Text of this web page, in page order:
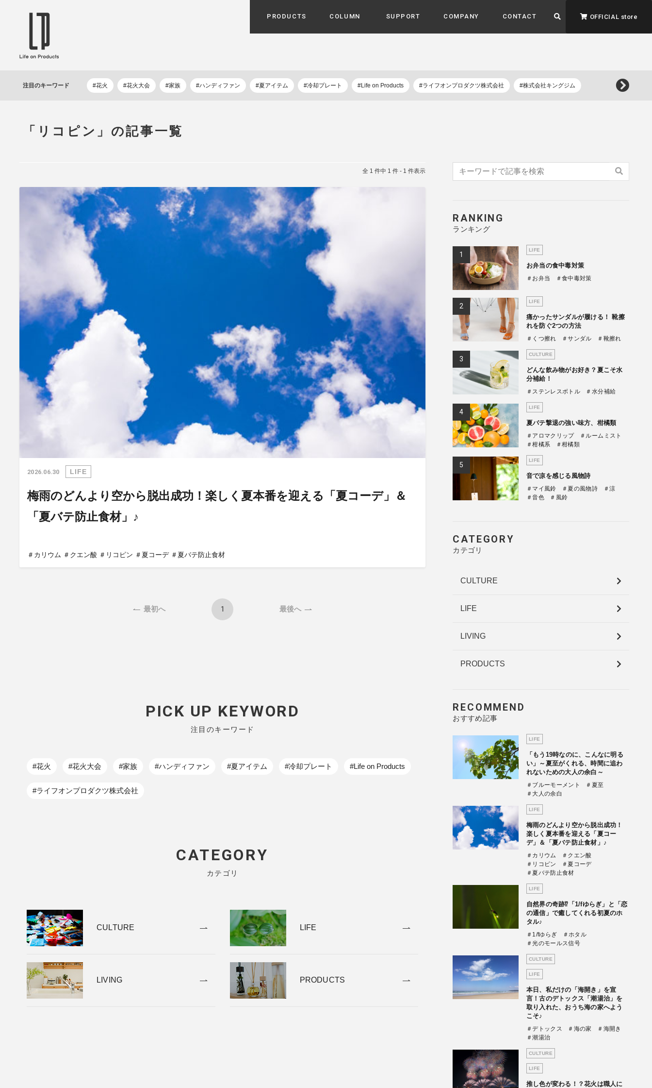
PRODUCTS
冷凍庫 / 掃除用品 / 加湿器 / ハンディ
ファン / ヒーター etc
ディフューザー / ルームスプレー / ア
スパ / EMS機器 etc
JAVALO ELF
ン / ヒーター etc
Onlili
陶器エコ加湿器 etc
TOUCHBeauty
美顔器 / 多機能ブラシ / ドライヤー
mottole
家事・生活雑貨
ハンモック・ティピー・テント
ライト・シーリングファン
バイク・アウトドア
アクセサリー・消耗品
ブランド
全商品一覧を見る
COLUMN SUPPORT COMPANY
B to B SERVICE
法人のお客様向けサービス
SDGs
SDGsへの取り組み
CONTACT OFFICIAL store
注目のキーワード #花火 #花火大会 #家族 #ハンディファン #夏アイテム #冷却プレート #Life on Products #ライフオンプロダクツ株式会社 #株式会社キングジム
「リコピン」の記事一覧
全 1 件中 1 件 - 1 件表示
2026.06.30 LIFE
梅雨のどんより空から脱出成功！楽しく夏本番を迎える「夏コーデ」＆
「夏バテ防止食材」♪
＃カリウム ＃クエン酸 ＃リコピン ＃夏コーデ ＃夏バテ防止食材
最初へ 1 最後へ
PICK UP KEYWORD
注目のキーワード
#花火 #花火大会 #家族 #ハンディファン #夏アイテム #冷却プレート #Life on Products
#ライフオンプロダクツ株式会社
CATEGORY
カテゴリ
CULTURE LIFE
LIVING PRODUCTS
RANKING
ランキング
LIFE
お弁当の食中毒対策
＃お弁当 ＃食中毒対策
LIFE
痛かったサンダルが履ける！ 靴擦
れを防ぐ2つの方法
＃くつ擦れ ＃サンダル ＃靴擦れ
CULTURE
どんな飲み物がお好き？夏こそ水
分補給！
＃ステンレスボトル ＃水分補給
LIFE
夏バテ撃退の強い味方、柑橘類
＃アロマクリップ
＃ルームミスト
＃柑橘系
＃柑橘類
LIFE
音で凉を感じる風物詩
＃マイ風鈴 ＃夏の風物詩
＃涼
＃音色
＃風鈴
CATEGORY
カテゴリ
CULTURE
LIFE
LIVING
PRODUCTS
RECOMMEND
おすすめ記事
LIFE
「もう19時なのに、こんなに明る
い」～夏至がくれる、時間に追わ
れないための大人の余白～
＃ブルーモーメント
＃夏至
＃大人の余白
LIFE
梅雨のどんより空から脱出成功！
楽しく夏本番を迎える「夏コー
デ」＆「夏バテ防止食材」♪
＃カリウム
＃クエン酸
＃リコピン
＃夏コーデ
＃夏バテ防止食材
LIFE
自然界の奇跡⁉「1/fゆらぎ」と「恋
の通信」で癒してくれる初夏のホ
タル♪
＃1/fゆらぎ
＃ホタル
＃光のモールス信号
CULTURE
LIFE
本日、私だけの「海開き」を宣
言！古のデトックス「潮湯治」を
取り入れた、おうち海の家へよう
こそ♪
＃デトックス ＃海の家
＃海開き
＃潮湯治
CULTURE
LIFE
推し色が変わる！？花火は職人に